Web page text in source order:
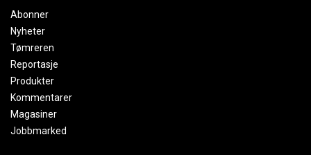
Abonner
Nyheter
Tømreren
Reportasje
Produkter
Kommentarer
Magasiner
Jobbmarked